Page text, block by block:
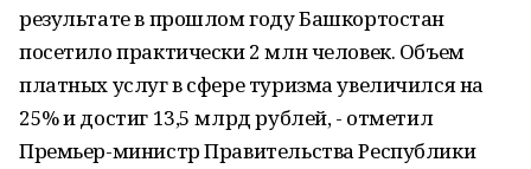
результате в прошлом году Башкортостан
посетило практически 2 млн человек. Объем
платных услуг в сфере туризма увеличился на
25% и достиг 13,5 млрд рублей, - отметил
Премьер-министр Правительства Республики